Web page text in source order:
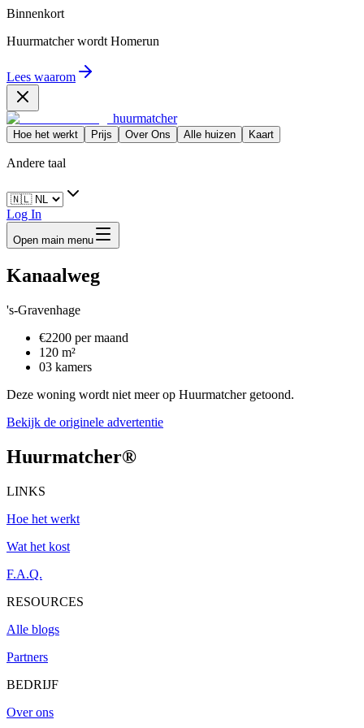
Binnenkort
Huurmatcher wordt Homerun
Lees waarom
huurmatcher
Hoe het werkt Prijs Over Ons Alle huizen Kaart
Andere taal
Log In
Open main menu
Kanaalweg
's-Gravenhage
€2200 per maand
120 m²
03 kamers
Deze woning wordt niet meer op Huurmatcher getoond.
Bekijk de originele advertentie
Huurmatcher®
LINKS
Hoe het werkt
Wat het kost
F.A.Q.
RESOURCES
Alle blogs
Partners
BEDRIJF
Over ons